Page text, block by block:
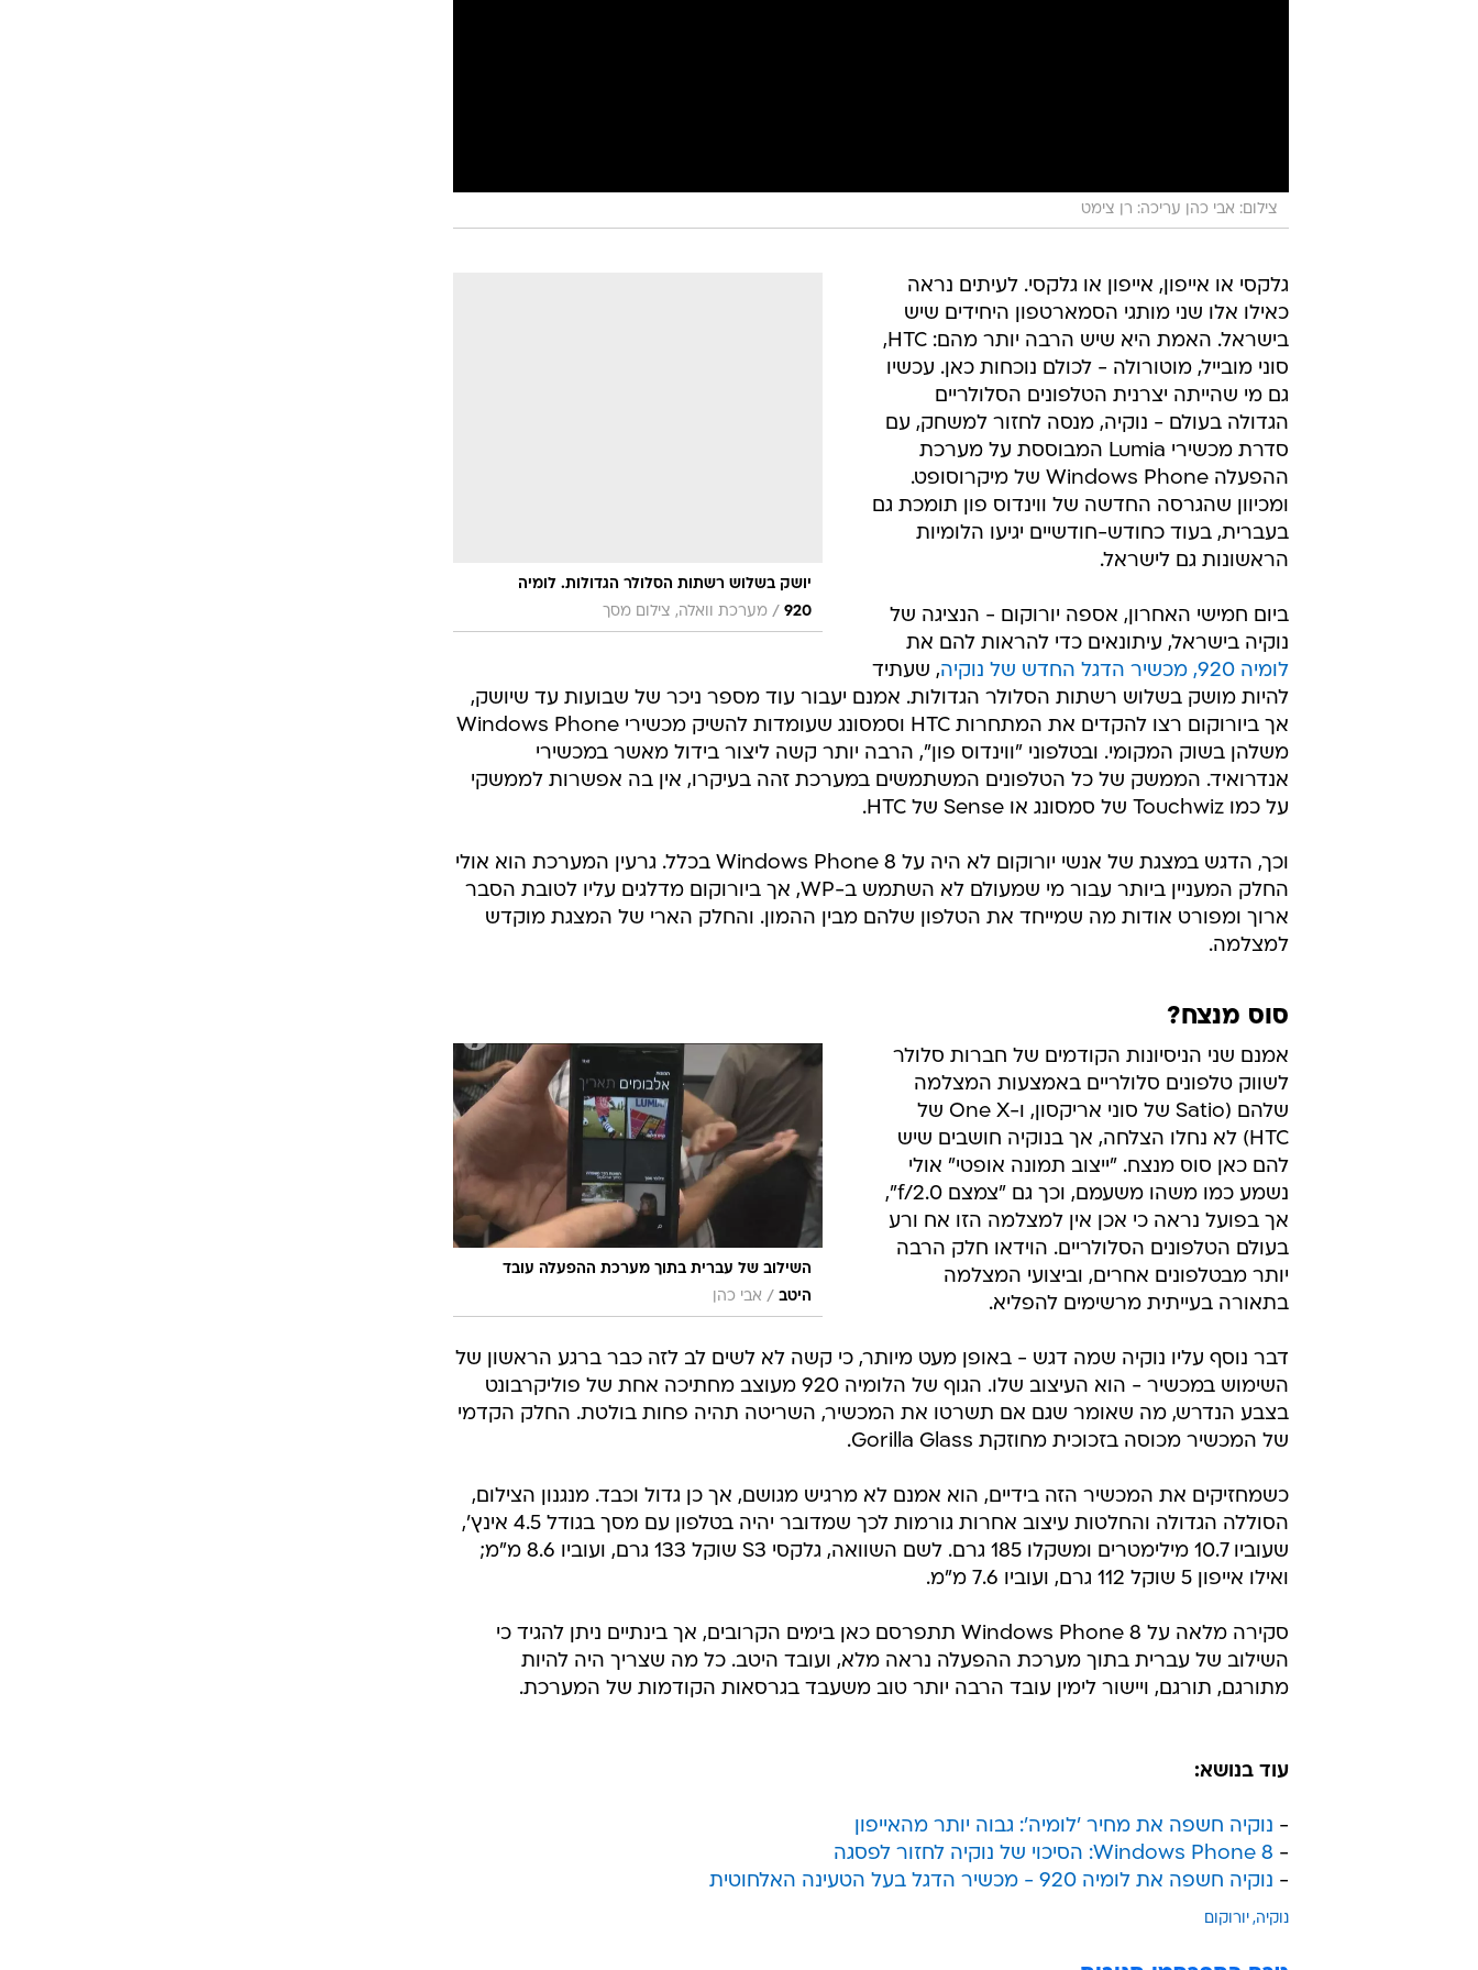
צילום: אבי כהן עריכה: רן צימט
יושק בשלוש רשתות הסלולר הגדולות. לומיה
920
/ מערכת וואלה, צילום מסך
גלקסי או אייפון, אייפון או גלקסי. לעיתים נראה
כאילו אלו שני מותגי הסמארטפון היחידים שיש
בישראל. האמת היא שיש הרבה יותר מהם: HTC,
סוני מובייל, מוטורולה - לכולם נוכחות כאן. עכשיו
גם מי שהייתה יצרנית הטלפונים הסלולריים
הגדולה בעולם - נוקיה, מנסה לחזור למשחק, עם
סדרת מכשירי Lumia המבוססת על מערכת
ההפעלה Windows Phone של מיקרוסופט.
ומכיוון שהגרסה החדשה של ווינדוס פון תומכת גם
בעברית, בעוד כחודש-חודשיים יגיעו הלומיות
הראשונות גם לישראל.
ביום חמישי האחרון, אספה יורוקום - הנציגה של
נוקיה בישראל, עיתונאים כדי להראות להם את
לומיה 920, מכשיר הדגל החדש של נוקיה
, שעתיד
להיות מושק בשלוש רשתות הסלולר הגדולות. אמנם יעבור עוד מספר ניכר של שבועות עד שיושק,
אך ביורוקום רצו להקדים את המתחרות HTC וסמסונג שעומדות להשיק מכשירי Windows Phone
משלהן בשוק המקומי. ובטלפוני "ווינדוס פון", הרבה יותר קשה ליצור בידול מאשר במכשירי
אנדרואיד. הממשק של כל הטלפונים המשתמשים במערכת זהה בעיקרו, אין בה אפשרות לממשקי
על כמו Touchwiz של סמסונג או Sense של HTC.
וכך, הדגש במצגת של אנשי יורוקום לא היה על Windows Phone 8 בכלל. גרעין המערכת הוא אולי
החלק המעניין ביותר עבור מי שמעולם לא השתמש ב-WP, אך ביורוקום מדלגים עליו לטובת הסבר
ארוך ומפורט אודות מה שמייחד את הטלפון שלהם מבין ההמון. והחלק הארי של המצגת מוקדש
למצלמה.
סוס מנצח?
השילוב של עברית בתוך מערכת ההפעלה עובד
היטב / אבי כהן
אמנם שני הניסיונות הקודמים של חברות סלולר
לשווק טלפונים סלולריים באמצעות המצלמה
שלהם (Satio של סוני אריקסון, ו-One X של
HTC) לא נחלו הצלחה, אך בנוקיה חושבים שיש
להם כאן סוס מנצח. "ייצוב תמונה אופטי" אולי
נשמע כמו משהו משעמם, וכך גם "צמצם f/2.0",
אך בפועל נראה כי אכן אין למצלמה הזו אח ורע
בעולם הטלפונים הסלולריים. הוידאו חלק הרבה
יותר מבטלפונים אחרים, וביצועי המצלמה
בתאורה בעייתית מרשימים להפליא.
דבר נוסף עליו נוקיה שמה דגש - באופן מעט מיותר, כי קשה לא לשים לב לזה כבר ברגע הראשון של
השימוש במכשיר - הוא העיצוב שלו. הגוף של הלומיה 920 מעוצב מחתיכה אחת של פוליקרבונט
בצבע הנדרש, מה שאומר שגם אם תשרטו את המכשיר, השריטה תהיה פחות בולטת. החלק הקדמי
של המכשיר מכוסה בזכוכית מחוזקת Gorilla Glass.
כשמחזיקים את המכשיר הזה בידיים, הוא אמנם לא מרגיש מגושם, אך כן גדול וכבד. מנגנון הצילום,
הסוללה הגדולה והחלטות עיצוב אחרות גורמות לכך שמדובר יהיה בטלפון עם מסך בגודל 4.5 אינץ',
שעוביו 10.7 מילימטרים ומשקלו 185 גרם. לשם השוואה, גלקסי S3 שוקל 133 גרם, ועוביו 8.6 מ"מ;
ואילו אייפון 5 שוקל 112 גרם, ועוביו 7.6 מ"מ.
סקירה מלאה על Windows Phone 8 תתפרסם כאן בימים הקרובים, אך בינתיים ניתן להגיד כי
השילוב של עברית בתוך מערכת ההפעלה נראה מלא, ועובד היטב. כל מה שצריך היה להיות
מתורגם, תורגם, ויישור לימין עובד הרבה יותר טוב משעבד בגרסאות הקודמות של המערכת.
עוד בנושא:
- נוקיה חשפה את מחיר 'לומיה': גבוה יותר מהאייפון
- Windows Phone 8: הסיכוי של נוקיה לחזור לפסגה
- נוקיה חשפה את לומיה 920 - מכשיר הדגל בעל הטעינה האלחוטית
נוקיה יורוקום